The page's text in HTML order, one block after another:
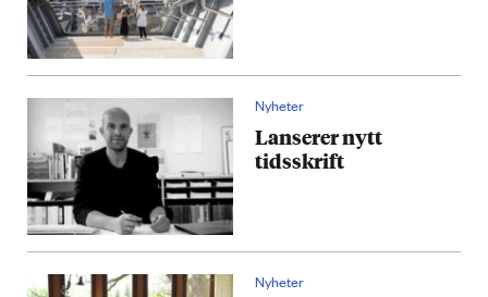
Nyheter
Lanserer nytt
tidsskrift
Nyheter